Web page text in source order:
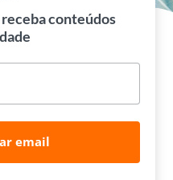
conteúdos
email